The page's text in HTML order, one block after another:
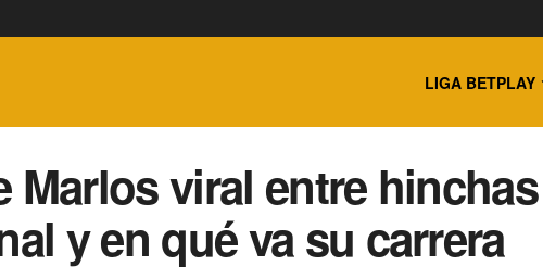
LIGA BETPLAY
Marlos viral entre hinchas
y en qué va su carrera